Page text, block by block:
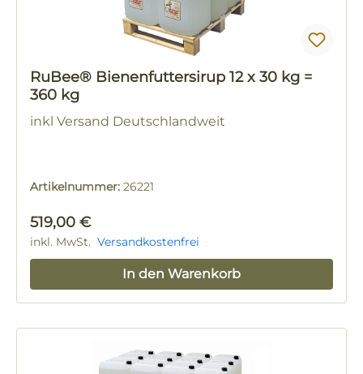
RuBee® Bienenfuttersirup 12 x 30 kg =
360 kg
inkl Versand Deutschlandweit
Artikelnummer: 26221
Regulärer Preis:
519,00 €
inkl. MwSt. Versandkostenfrei
In den Warenkorb